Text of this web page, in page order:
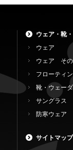
ウェア・靴
ウェア
ウェア そ
フローティ
靴・ウェー
サングラス
防寒ウェア
サイトマップ